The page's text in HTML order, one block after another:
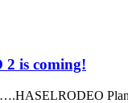
is coming!